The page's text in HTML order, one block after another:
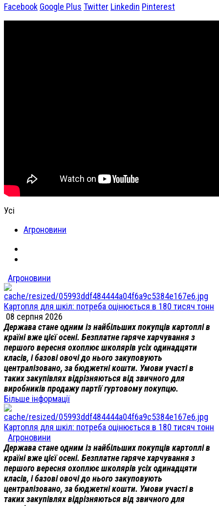
Facebook Google Plus Twitter Linkedin Pinterest
Усі
Агроновини
Агроновини
Картопля для шкіл: потреба оцінюється в 180 тисяч тонн
08 серпня 2026
Держава стане одним із найбільших покупців картоплі в
країні вже цієї осені. Безплатне гаряче харчування з
першого вересня охоплює школярів усіх одинадцяти
класів, і базові овочі до нього закуповують
централізовано, за бюджетні кошти. Умови участі в
таких закупівлях відрізняються від звичного для
виробників продажу партії гуртовому покупцю.
Більше інформації
Картопля для шкіл: потреба оцінюється в 180 тисяч тонн
Агроновини
Держава стане одним із найбільших покупців картоплі в
країні вже цієї осені. Безплатне гаряче харчування з
першого вересня охоплює школярів усіх одинадцяти
класів, і базові овочі до нього закуповують
централізовано, за бюджетні кошти. Умови участі в
таких закупівлях відрізняються від звичного для